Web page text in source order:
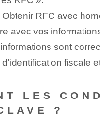
RFC avec
avec vos
sont
fiscale
LES
?